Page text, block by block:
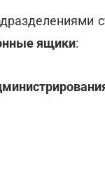
ящики: